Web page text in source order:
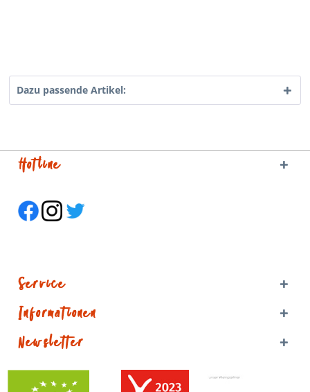
Dazu passende Artikel:
Hotline
Service
Informationen
Newsletter